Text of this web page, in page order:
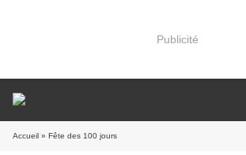
Publicité
Accueil » Fête des 100 jours